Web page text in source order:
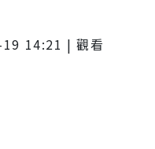
14:21 | 觀看